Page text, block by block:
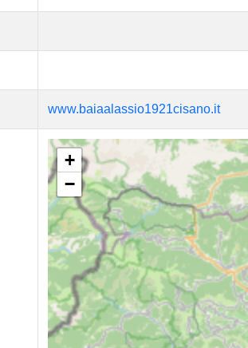
www.baiaalassio1921cisano.it
+
−